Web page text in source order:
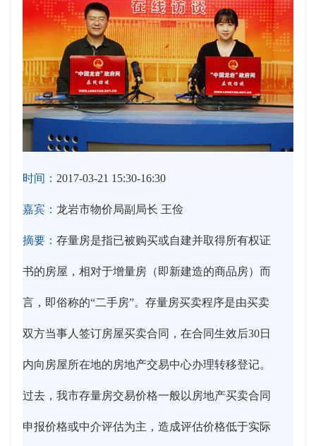
时间： 2017-03-21 15:30-16:30
嘉宾： 龙岩市物价局副局长 王俭
摘要： 存量房是指已被购买或自建并取得所有权证
书的房屋，相对于增量房（即新建造的商品房）而
言，即俗称的“二手房”。存量房买卖程序是由买卖
双方当事人签订房屋买卖合同，在合同生效后30日
内向房屋所在地的房地产交易中心办理转移登记。
过去，我市存量房交易价格一般以房地产买卖合同
申报价格或中介评估为主，造成评估价格低于实际